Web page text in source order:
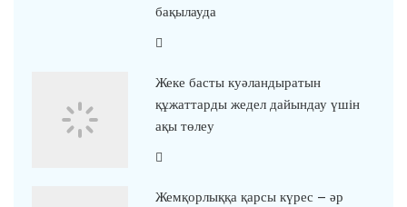
бақылауда
Жеке басты куәландыратын
құжаттарды жедел дайындау үшін
ақы төлеу
Жемқорлыққа қарсы күрес – әр